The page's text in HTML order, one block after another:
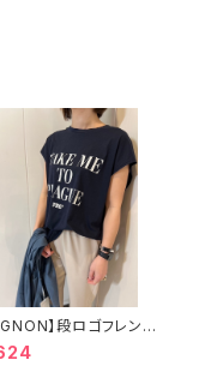
】段ロゴフレンチ
ツ 8743-620KK